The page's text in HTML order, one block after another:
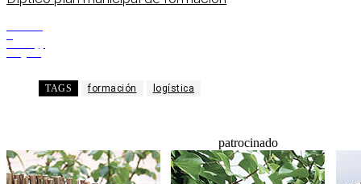
TAGS formación logística
patrocinado